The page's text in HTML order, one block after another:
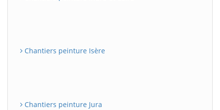
Chantiers peinture Isère
Chantiers peinture Jura